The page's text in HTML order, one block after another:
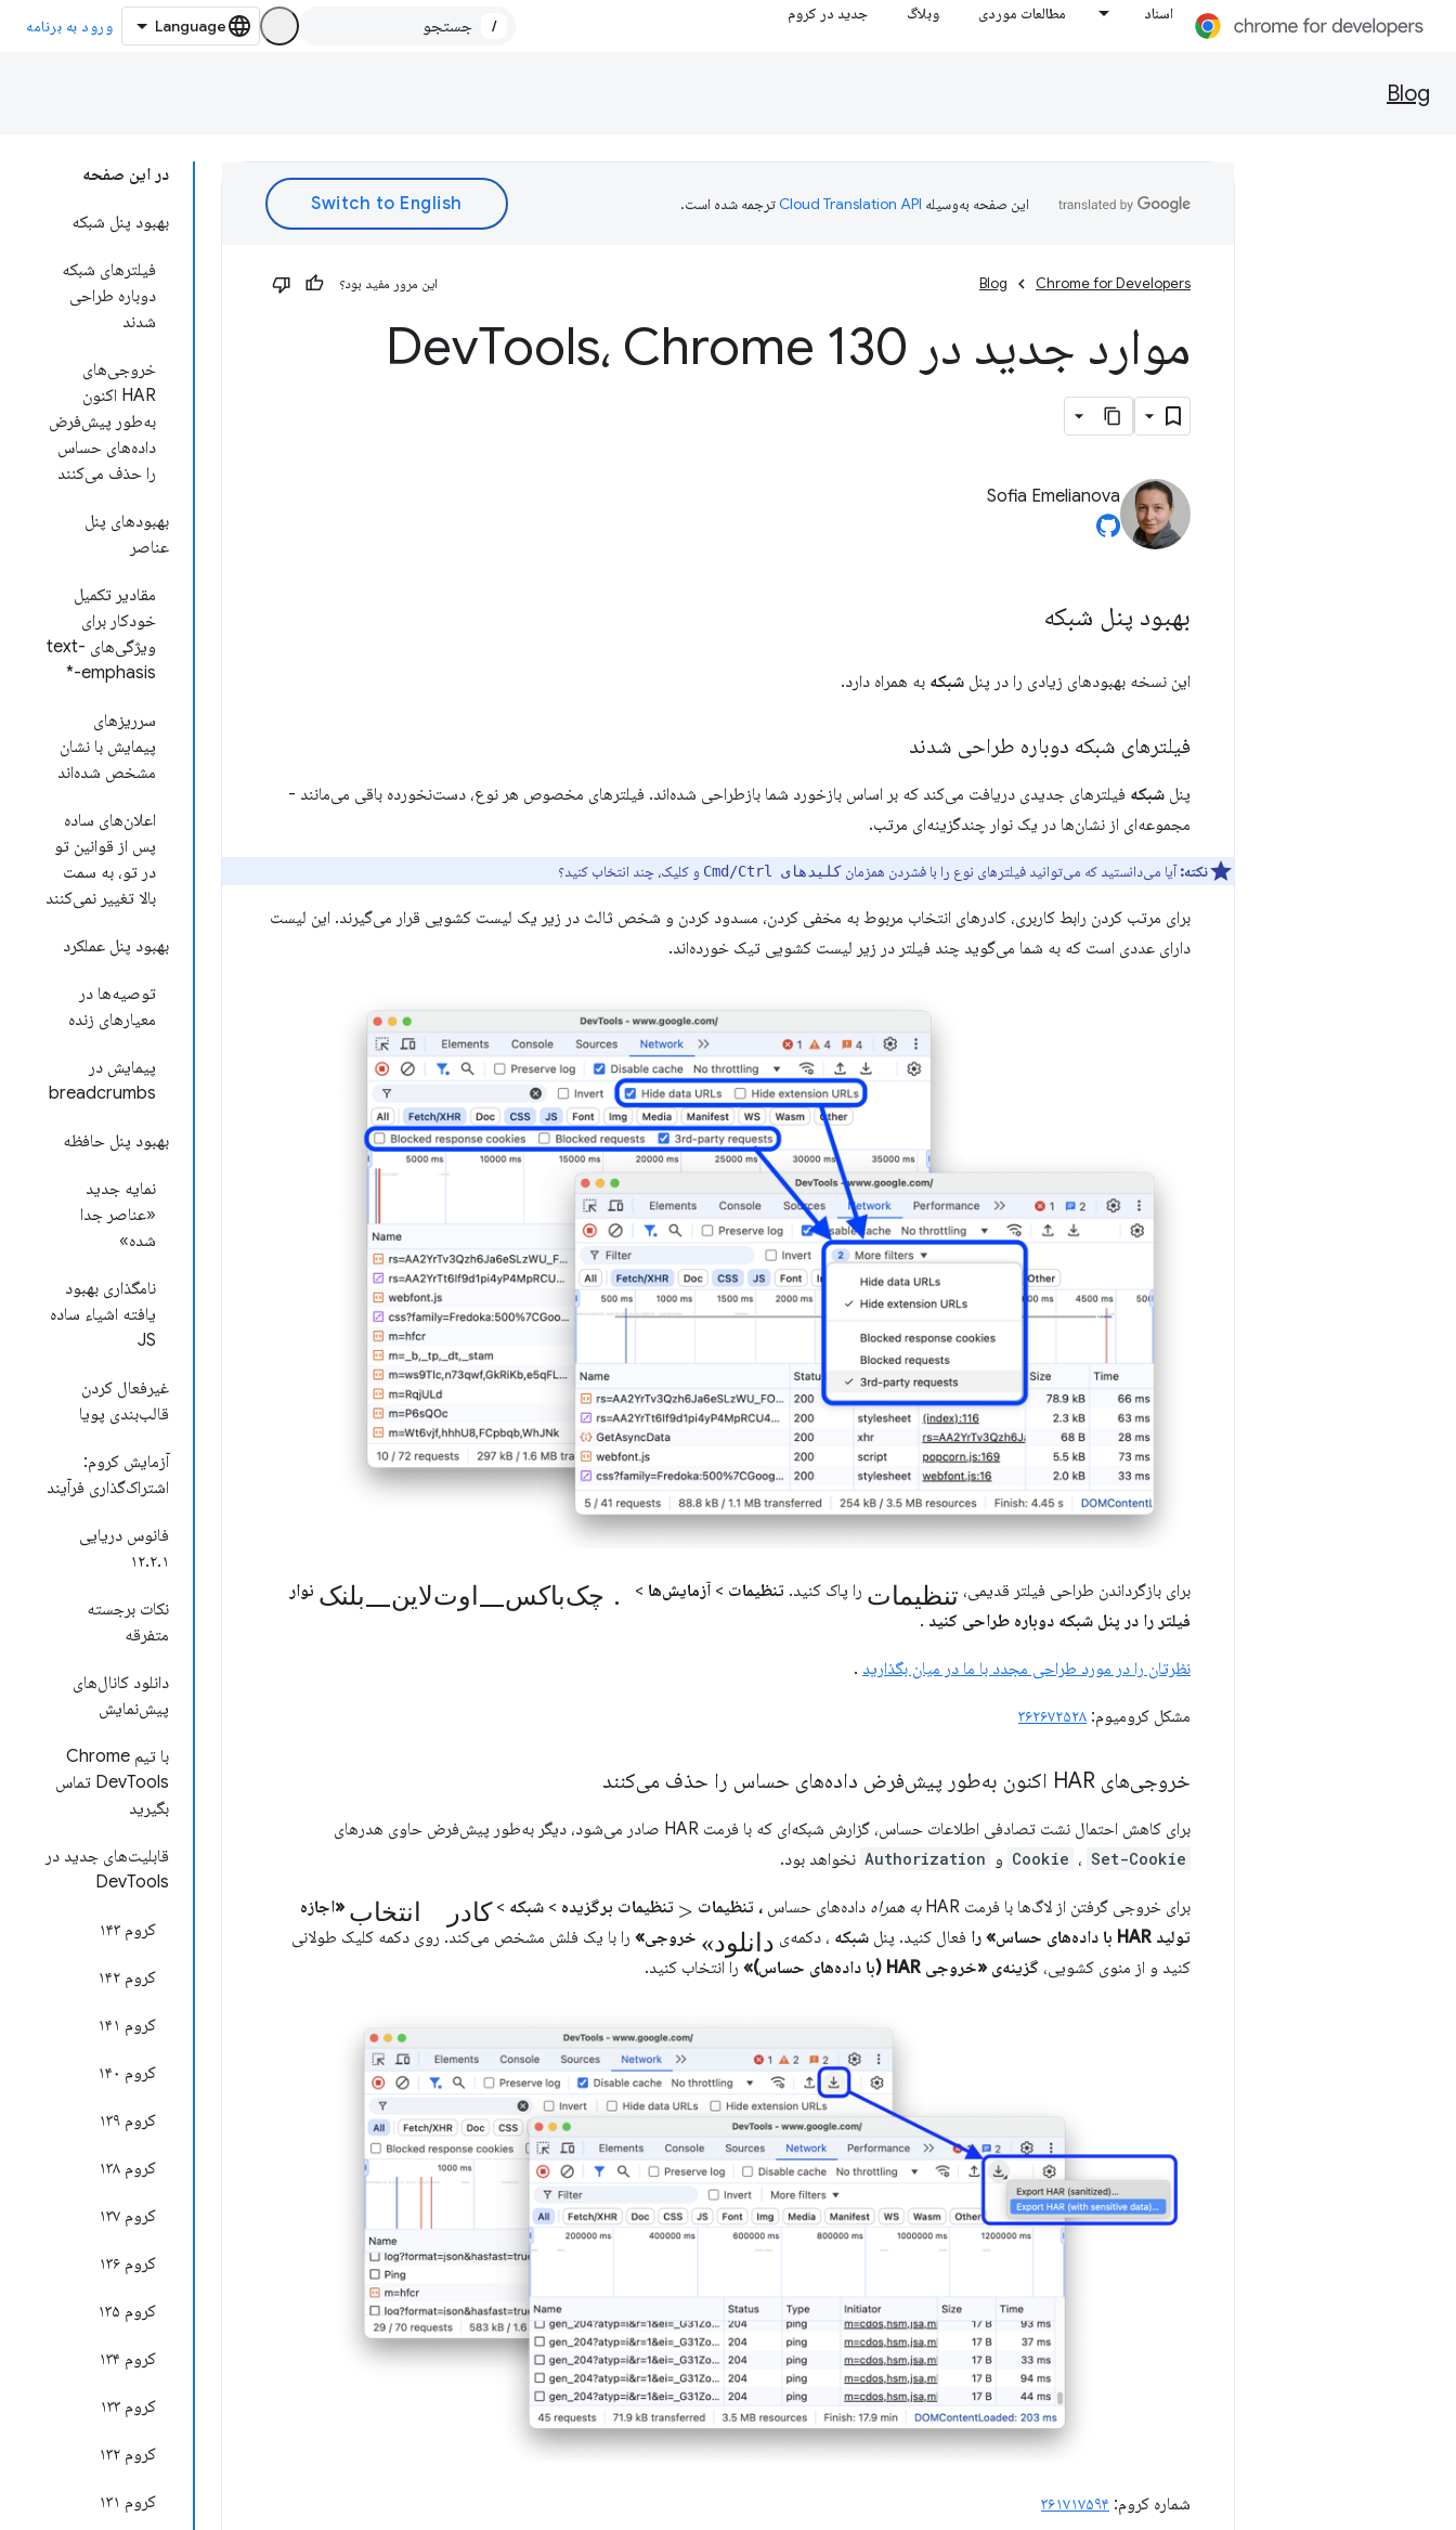
اسناد مطالعات موردی وبلاگ جدید در کروم
/ ورود به برنامه
Blog
در این صفحه
بهبود پنل شبکه
فیلترهای شبکه
دوباره طراحی
شدند
خروجی‌های
HAR اکنون
به‌طور پیش‌فرض
داده‌های حساس
را حذف می‌کنند
بهبودهای پنل
عناصر
مقادیر تکمیل
خودکار برای
ویژگی‌های text-
emphasis-*
سرریزهای
پیمایش با نشان
مشخص شده‌اند
اعلان‌های ساده
پس از قوانین تو
در تو، به سمت
بالا تغییر نمی‌کنند
بهبود پنل عملکرد
توصیه‌ها در
معیارهای زنده
پیمایش در
breadcrumbs
بهبود پنل حافظه
نمایه جدید
«عناصر جدا
شده»
نامگذاری بهبود
یافته اشیاء ساده
JS
غیرفعال کردن
قالب‌بندی پویا
آزمایش کروم:
اشتراک‌گذاری فرآیند
فانوس دریایی
۱۲.۲.۱
نکات برجسته
متفرقه
دانلود کانال‌های
پیش‌نمایش
با تیم Chrome
DevTools تماس
بگیرید
قابلیت‌های جدید در
DevTools
کروم ۱۴۳
کروم ۱۴۲
کروم ۱۴۱
کروم ۱۴۰
کروم ۱۳۹
کروم ۱۳۸
کروم ۱۳۷
کروم ۱۳۶
کروم ۱۳۵
کروم ۱۳۴
کروم ۱۳۳
کروم ۱۳۲
کروم ۱۳۱
این صفحه به‌وسیله ترجمه شده است.
Chrome for Developers
Blog این مرور مفید بود؟
موارد جدید در Dev Tools، Chrome 130
Sofia Emelianova
بهبود پنل شبکه
این نسخه بهبودهای زیادی را در پنل شبکه به همراه دارد.
فیلترهای شبکه دوباره طراحی شدند
پنل شبکه فیلترهای جدیدی دریافت می‌کند که بر اساس بازخورد شما بازطراحی شده‌اند. فیلترهای مخصوص هر نوع، دست‌نخورده باقی می‌مانند -
مجموعه‌ای از نشان‌ها در یک نوار چندگزینه‌ای مرتب.
نکته: آیا می‌دانستید که می‌توانید فیلترهای نوع را با فشردن همزمان کلیدهای Cmd/Ctrl و کلیک، چند انتخاب کنید؟
برای مرتب کردن رابط کاربری، کادرهای انتخاب مربوط به مخفی کردن، مسدود کردن و شخص ثالث در زیر یک لیست کشویی قرار می‌گیرند. این لیست
دارای عددی است که به شما می‌گوید چند فیلتر در زیر لیست کشویی تیک خورده‌اند.
برای بازگرداندن طراحی فیلتر قدیمی، تنظیمات را پاک کنید. تنظیمات > آزمایش‌ها >
نوار
فیلتر را در پنل شبکه دوباره طراحی کنید .
نظرتان را در مورد طراحی مجدد با ما در میان بگذارید .
مشکل کرومیوم: ۳۶۲۶۷۲۵۲۸
خروجی‌های HAR اکنون به‌طور پیش‌فرض داده‌های حساس را حذف می‌کنند
برای کاهش احتمال نشت تصادفی اطلاعات حساس، گزارش شبکه‌ای که با فرمت HAR صادر می‌شود، دیگر به‌طور پیش‌فرض حاوی هدرهای
Cookie ، Set-Cookie و Authorization نخواهد بود.
برای خروجی گرفتن از لاگ‌ها با فرمت HAR به همراه داده‌های حساس ، تنظیمات > تنظیمات برگزیده > شبکه >کادر انتخاب «اجازه
تولید HAR با داده‌های حساس» را
فعال کنید. پنل شبکه ، دکمه‌ی «دانلود خروجی» را با یک فلش مشخص می‌کند. روی دکمه کلیک طولانی
کنید و از منوی کشویی، گزینه‌ی «خروجی HAR (با داده‌های حساس)» را انتخاب کنید.
شماره کروم: ۳۶۱۷۱۷۵۹۴